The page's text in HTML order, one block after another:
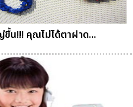
น!!! คุณไม่ได้ตาฝาด...